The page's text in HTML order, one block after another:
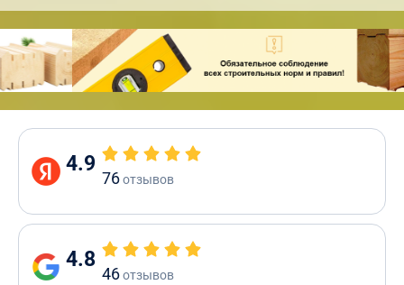
4.9
76отзывов
4.8
46отзывов